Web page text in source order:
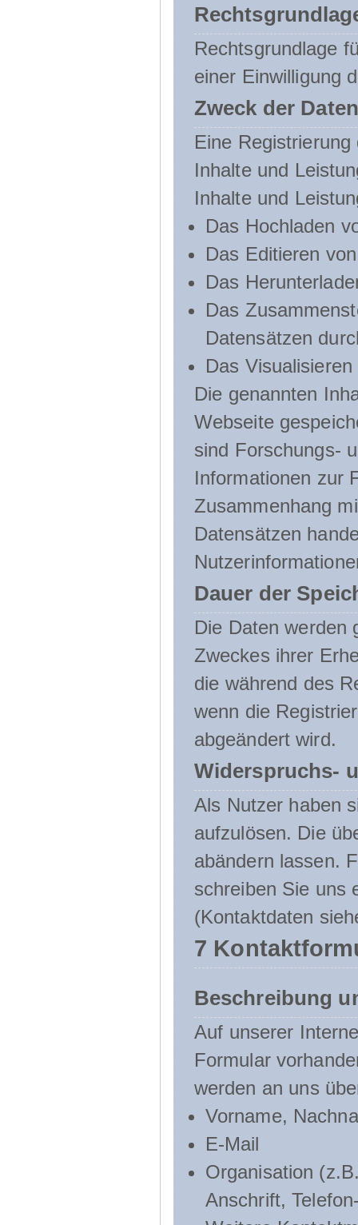
Rechtsgrundlage
einer Einwilligung
Zweck der
Eine
Inhalte und
Inhalte und
Das Hochladen
Das Editieren
Das
Das
Datensätzen
Das
Die genannten
Webseite
sind Forschungs-
Informationen zur
Zusammenhang
Datensätzen
Dauer der
Die Daten werden
Zweckes ihrer
die während des
wenn die
abgeändert wird.
Widerspruchs-
Als Nutzer haben
aufzulösen. Die
abändern lassen.
schreiben Sie uns
(Kontaktdaten
7
Beschreibung
Auf unserer
Formular
werden an uns
Vorname,
E-Mail
Organisation
Anschrift,